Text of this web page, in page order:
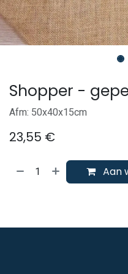
Shopper -
Afm: 50x40x15cm
23,55 €
Aan